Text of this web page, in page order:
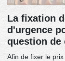
La fixation
d'urgence
question de
Afin de fixer le